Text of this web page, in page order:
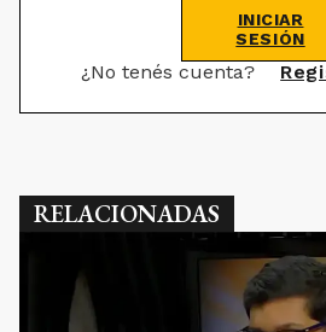
INICIAR
SESIÓN
¿No tenés cuenta?
RELACIONADAS